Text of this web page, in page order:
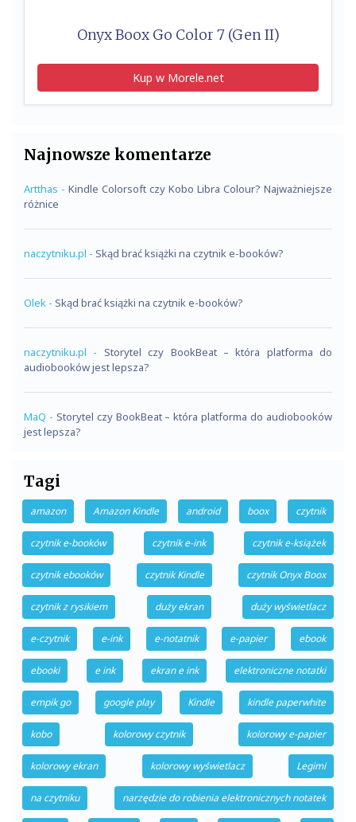
Onyx Boox Go Color 7 (Gen II)
Kup w Morele.net
Najnowsze komentarze
Artthas - Kindle Colorsoft czy Kobo Libra Colour? Najważniejsze
różnice
naczytniku.pl - Skąd brać książki na czytnik e-booków?
Olek - Skąd brać książki na czytnik e-booków?
naczytniku.pl - Storytel czy BookBeat – która platforma do
audiobooków jest lepsza?
MaQ - Storytel czy BookBeat – która platforma do audiobooków
jest lepsza?
Tagi
amazon Amazon Kindle android boox czytnik
czytnik e-booków czytnik e-ink czytnik e-książek
czytnik ebooków czytnik Kindle czytnik Onyx Boox
czytnik z rysikiem duży ekran duży wyświetlacz
e-czytnik e-ink e-notatnik e-papier ebook
ebooki e ink ekran e ink elektroniczne notatki
empik go google play Kindle kindle paperwhite
kobo kolorowy czytnik kolorowy e-papier
kolorowy ekran kolorowy wyświetlacz Legimi
na czytniku narzędzie do robienia elektronicznych notatek